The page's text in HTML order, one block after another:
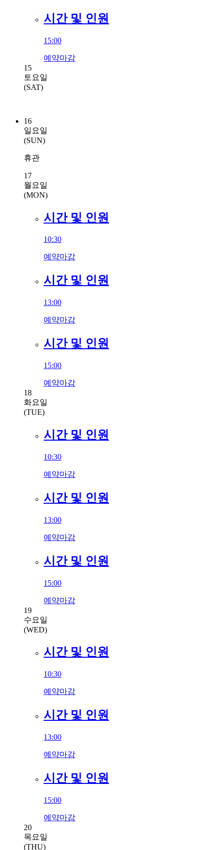
시간 및 인원
15:00
예약마감
15
토요일
(SAT)
16
일요일
(SUN)
휴관
17
월요일
(MON)
시간 및 인원
10:30
예약마감
시간 및 인원
13:00
예약마감
시간 및 인원
15:00
예약마감
18
화요일
(TUE)
시간 및 인원
10:30
예약마감
시간 및 인원
13:00
예약마감
시간 및 인원
15:00
예약마감
19
수요일
(WED)
시간 및 인원
10:30
예약마감
시간 및 인원
13:00
예약마감
시간 및 인원
15:00
예약마감
20
목요일
(THU)